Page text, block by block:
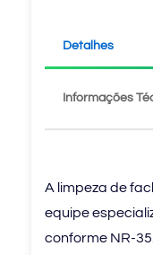
Detalhes
Informações
A limpeza de
equipe
conforme NR-